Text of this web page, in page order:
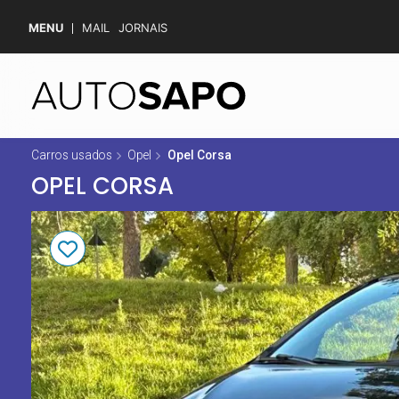
MENU MAIL JORNAIS
Carros usados Opel Opel Corsa
OPEL CORSA